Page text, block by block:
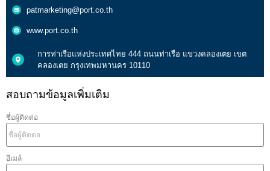
patmarketing@port.co.th
www.port.co.th
การท่าเรือแห่งประเทศไทย 444 ถนนท่าเรือ แขวงคลองเตย เขต
คลองเตย กรุงเทพมหานคร 10110
สอบถามข้อมูลเพิ่มเติม
ชื่อผู้ติดต่อ
อีเมล์